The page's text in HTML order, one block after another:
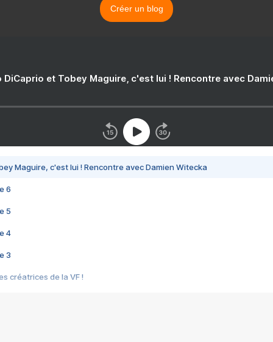
Créer un blog
DiCaprio et Tobey Maguire, c'est lui ! Rencontre avec
Maguire, c'est lui ! Rencontre avec Damien Witecka
6
5
4
3
créatrices de la VF !